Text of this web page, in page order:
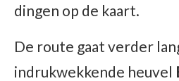
dingen op de kaart.
De route gaat verder
indrukwekkende heuvel